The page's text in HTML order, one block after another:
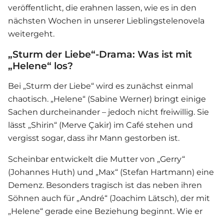
veröffentlicht, die erahnen lassen, wie es in den
nächsten Wochen in unserer Lieblingstelenovela
weitergeht.
„Sturm der Liebe“-Drama: Was ist mit
„Helene“ los?
Bei „Sturm der Liebe“ wird es zunächst einmal
chaotisch. „Helene“ (Sabine Werner) bringt einige
Sachen durcheinander – jedoch nicht freiwillig. Sie
lässt „Shirin“ (Merve Çakir) im Café stehen und
vergisst sogar, dass ihr Mann gestorben ist.
Scheinbar entwickelt die Mutter von „Gerry“
(Johannes Huth) und „Max“ (Stefan Hartmann) eine
Demenz. Besonders tragisch ist das neben ihren
Söhnen auch für „André“ (Joachim Lätsch), der mit
„Helene“ gerade eine Beziehung beginnt. Wie er